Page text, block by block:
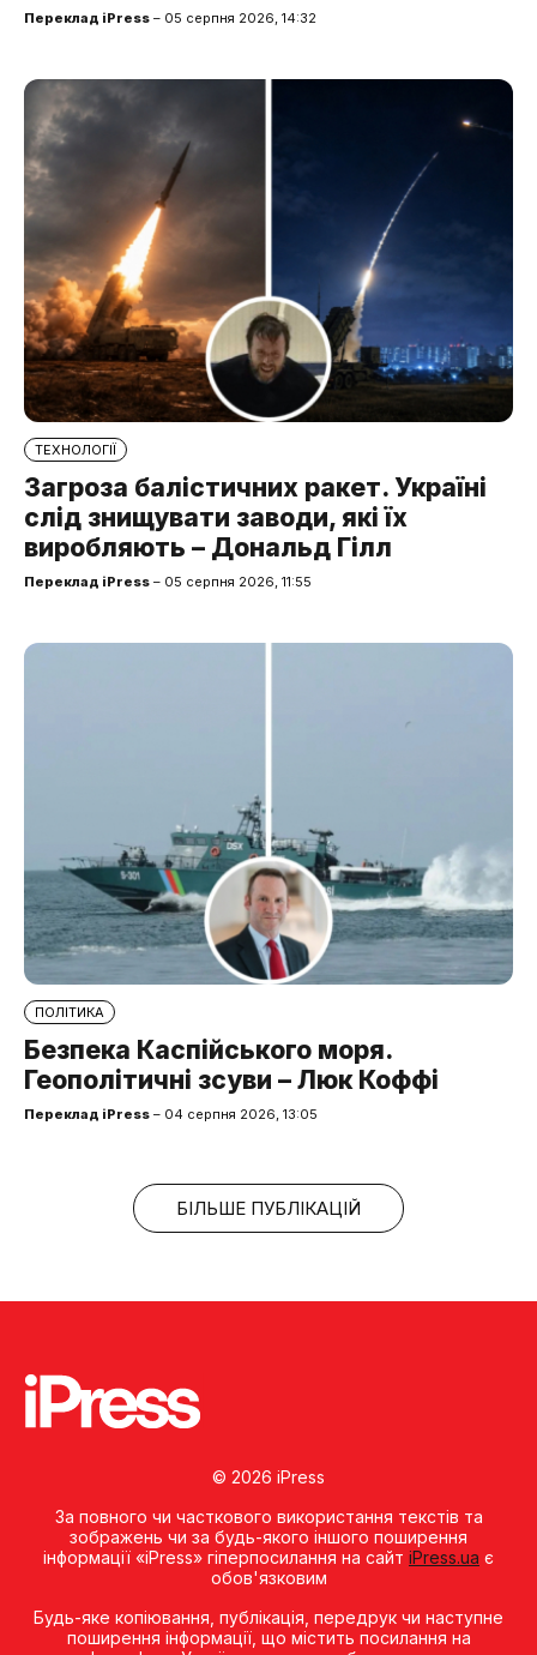
Переклад iPress – 05 серпня 2026, 14:32
ТЕХНОЛОГІЇ
Загроза балістичних ракет. Україні
слід знищувати заводи, які їх
виробляють – Дональд Гілл
Переклад iPress – 05 серпня 2026, 11:55
ПОЛІТИКА
Безпека Каспійського моря.
Геополітичні зсуви – Люк Коффі
Переклад iPress – 04 серпня 2026, 13:05
БІЛЬШЕ ПУБЛІКАЦІЙ
© 2026 iPress
За повного чи часткового використання текстів та
зображень чи за будь-якого іншого поширення
інформації «iPress» гіперпосилання на сайт iPress.ua є
обов'язковим
Будь-яке копiювання, публiкацiя, передрук чи наступне
поширення iнформацiї, що мiстить посилання на